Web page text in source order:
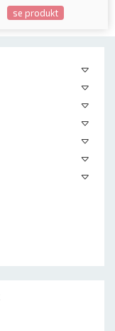
se produkt